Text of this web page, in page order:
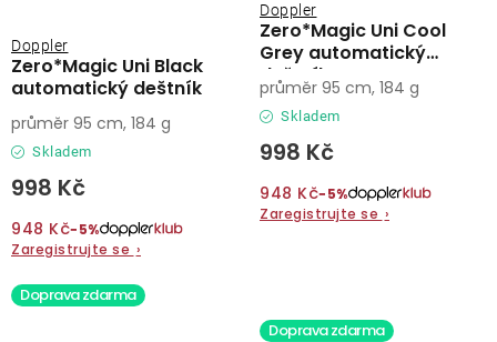
Zero*Magic Uni Black
automatický deštník
Doppler
Skladem
998 Kč
948 Kč−5%
Zaregistrujte se ›
průměr 95 cm, 184 g
Zero*Magic Uni Cool
Grey automatický
deštník
Doppler
Skladem
998 Kč
948 Kč−5%
Zaregistrujte se ›
průměr 95 cm, 184 g
Doprava zdarma
Doprava zdarma